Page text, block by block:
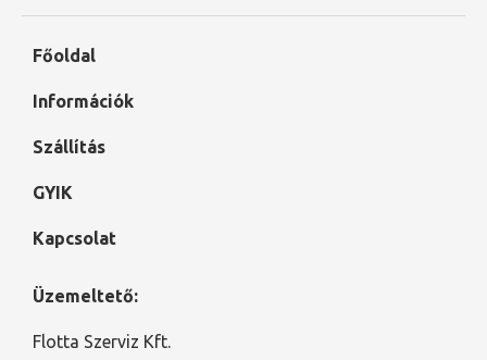
Főoldal
Információk
Szállítás
GYIK
Kapcsolat
Üzemeltető:
Flotta Szerviz Kft.